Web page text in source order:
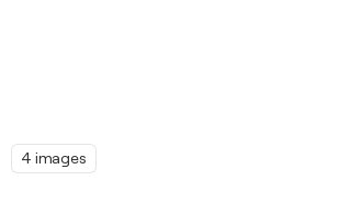
4 images